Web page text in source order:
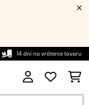
14 dní na vrátenie tovaru